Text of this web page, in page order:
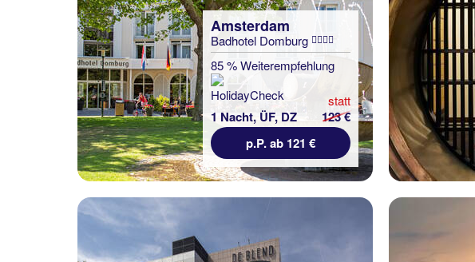
Amsterdam
Badhotel Domburg
85 % Weiterempfehlung
1 Nacht, ÜF, DZ
statt
123 €
p.P. ab 121 €